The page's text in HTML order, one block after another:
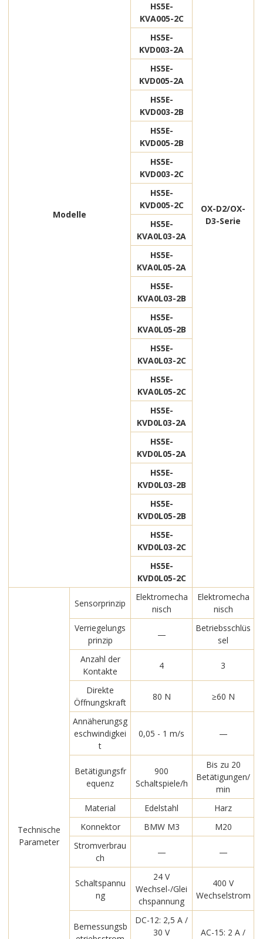
Modelle
OX-D2/OX-
D3-Serie
HS5E-
KVA005-2C
HS5E-
KVD003-2A
HS5E-
KVD005-2A
HS5E-
KVD003-2B
HS5E-
KVD005-2B
HS5E-
KVD003-2C
HS5E-
KVD005-2C
HS5E-
KVA0L03-2A
HS5E-
KVA0L05-2A
HS5E-
KVA0L03-2B
HS5E-
KVA0L05-2B
HS5E-
KVA0L03-2C
HS5E-
KVA0L05-2C
HS5E-
KVD0L03-2A
HS5E-
KVD0L05-2A
HS5E-
KVD0L03-2B
HS5E-
KVD0L05-2B
HS5E-
KVD0L03-2C
HS5E-
KVD0L05-2C
Technische
Parameter
Sensorprinzip
Elektromecha
nisch
Elektromecha
nisch
Verriegelungs
prinzip
—
Betriebsschlüs
sel
Anzahl der
Kontakte
4 3
Direkte
Öffnungskraft
80 N ≥60 N
Annäherungsg
eschwindigkei
t
0,05 - 1 m/s —
Betätigungsfr
equenz
900
Schaltspiele/h
Bis zu 20
Betätigungen/
min
Material
Edelstahl
Harz
Konnektor
BMW M3
M20
Stromverbrau
ch
— —
Schaltspannu
ng
24 V
Wechsel-/Glei
chspannung
400 V
Wechselstrom
Bemessungsb
DC-12: 2,5 A /
30 V
AC-15: 2 A /